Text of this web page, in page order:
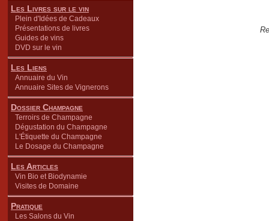
Les Livres sur le vin
Plein d'Idées de Cadeaux
Présentations de livres
Guides de vins
DVD sur le vin
Les Liens
Annuaire du Vin
Annuaire Sites de Vignerons
Dossier Champagne
Terroirs de Champagne
Dégustation du Champagne
L'Étiquette du Champagne
Le Dosage du Champagne
Les Articles
Vin Bio et Biodynamie
Visites de Domaine
Pratique
Les Salons du Vin